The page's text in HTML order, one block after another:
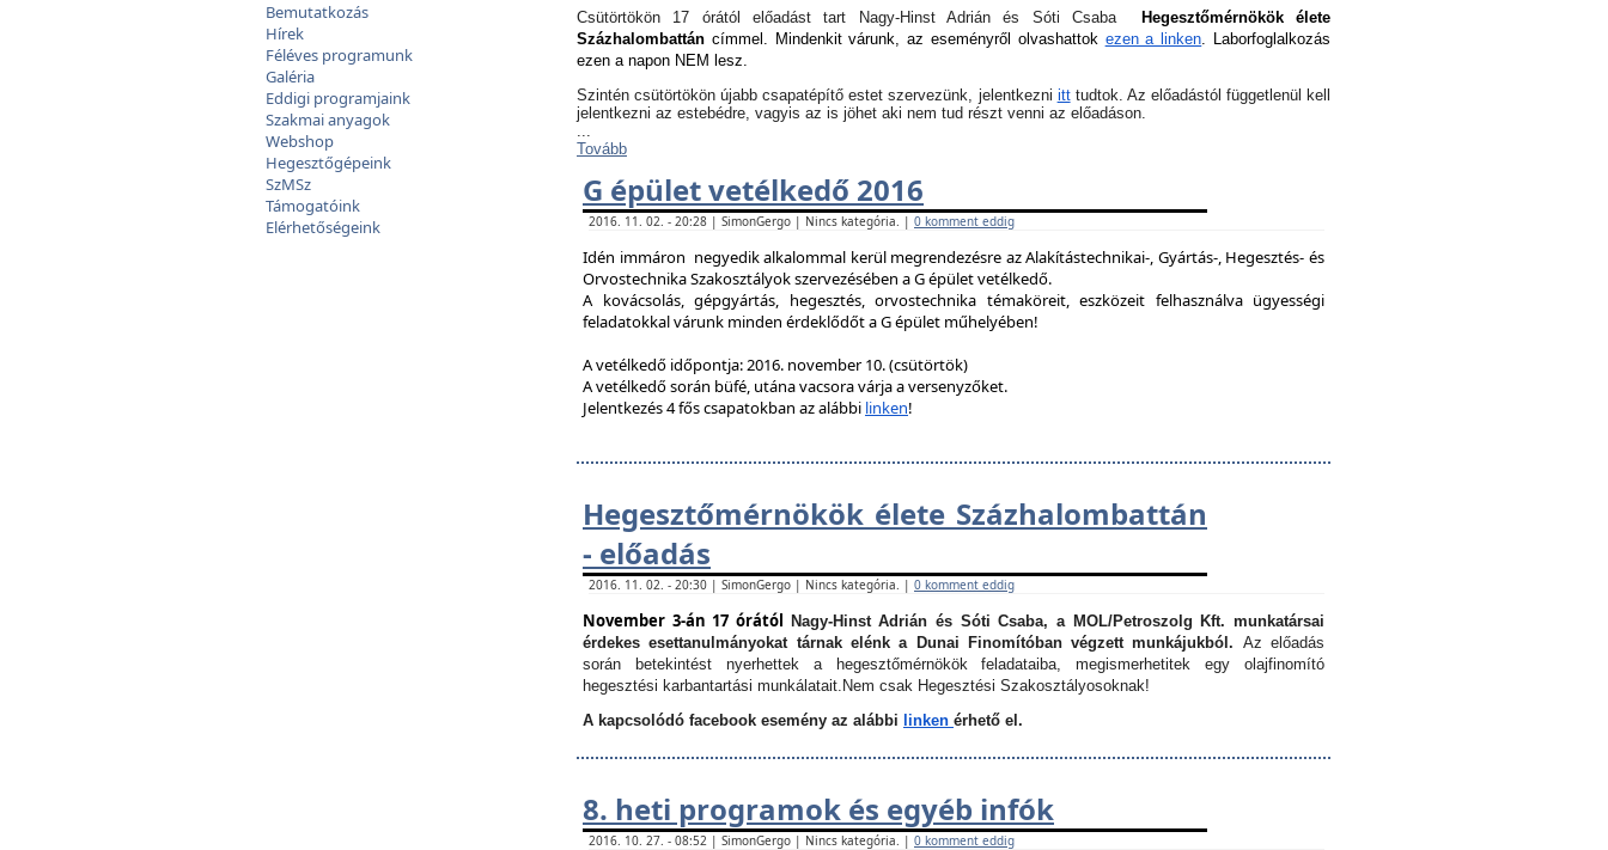
Bemutatkozás
Hírek
Féléves programunk
Galéria
Eddigi programjaink
Szakmai anyagok
Webshop
Hegesztőgépeink
SzMSz
Támogatóink
Elérhetőségeink
Csütörtökön 17 órától előadást tart Nagy-Hinst Adrián és Sóti Csaba
Hegesztőmérnökök élete
Százhalombattán címmel. Mindenkit várunk, az eseményről olvashattok ezen a linken. Laborfoglalkozás
ezen a napon NEM lesz.
Szintén csütörtökön újabb csapatépítő estet szervezünk, jelentkezni itttudtok. Az előadástól függetlenül kell
jelentkezni az estebédre, vagyis az is jöhet aki nem tud részt venni az előadáson.
...
Tovább
G épület vetélkedő 2016
2016. 11. 02. - 20:28 | SimonGergo | Nincs kategória. | 0 komment eddig
Idén immáron negyedik alkalommal kerül megrendezésre az Alakítástechnikai-, Gyártás-, Hegesztés- és
Orvostechnika Szakosztályok szervezésében a G épület vetélkedő.
A kovácsolás, gépgyártás, hegesztés, orvostechnika témaköreit, eszközeit felhasználva ügyességi
feladatokkal várunk minden érdeklődőt a G épület műhelyében!
A vetélkedő időpontja: 2016. november 10. (csütörtök)
A vetélkedő során büfé, utána vacsora várja a versenyzőket.
Jelentkezés 4 fős csapatokban az alábbi linken!
Hegesztőmérnökök élete Százhalombattán
- előadás
2016. 11. 02. - 20:30 | SimonGergo | Nincs kategória. | 0 komment eddig
November 3-án 17 órától Nagy-Hinst Adrián és Sóti Csaba, a MOL/Petroszolg Kft. munkatársai
érdekes esettanulmányokat tárnak elénk a Dunai Finomítóban végzett munkájukból. Az előadás
során betekintést nyerhettek a hegesztőmérnökök feladataiba, megismerhetitek egy olajfinomító
hegesztési karbantartási munkálatait. Nem csak Hegesztési Szakosztályosoknak!
A kapcsolódó facebook esemény az alábbi
linken érhető el.
8. heti programok és egyéb infók
2016. 10. 27. - 08:52 | SimonGergo | Nincs kategória. | 0 komment eddig